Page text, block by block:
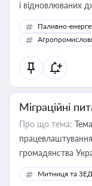
і відновлюваних
Паливно-
Міграційні
Про що тема:
громадянства
Митниця та ЗЕД